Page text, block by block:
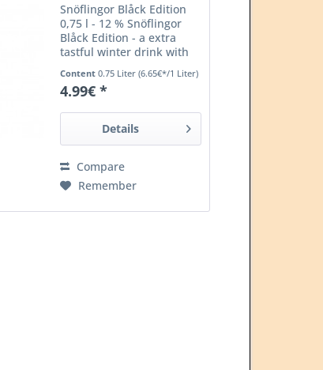
Snöflingor Blåck Edition
0,75 l - 12 % Snöflingor
Blåck Edition - a extra
tastful winter drink with
tea. heat and serve hot.
Content0.75 Liter(6.65€*/1 Liter)
4.99€ *
Details
Compare
Remember